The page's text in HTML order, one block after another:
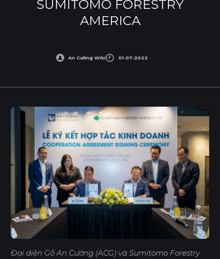
SUMITOMO FORESTRY
AMERICA
An Cường Wiki 01-07-2022
Đại diện Gỗ An Cường (ACG) và Sumitomo Forestry